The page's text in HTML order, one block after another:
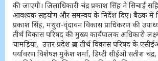
की जाएगी। जिलाधिकारी चंद्र प्रकाश सिंह ने सिचाई
आवश्यक सहयोग और समन्वय के निर्देश दिए। बैठक में
प्रकाश सिंह, मथुरा-वृंदावन विकास प्राधिकरण की
तीर्थ विकास परिषद की मुख्य कार्यपालक अधिकारी
चामड़िया, उत्तर प्रदेश ब्रज तीर्थ विकास परिषद के
पर्यावरण विशेषज्ञ मुकेश शर्मा, डिप्टी सीईओ सतीश चंद्र,